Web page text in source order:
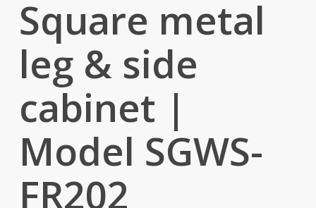
Square metal
leg & side
cabinet |
Model SGWS-
FR202